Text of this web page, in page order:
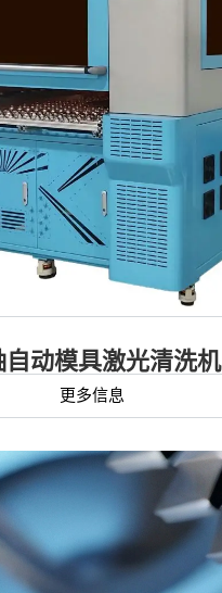
自动模具激光清洗机
更多信息